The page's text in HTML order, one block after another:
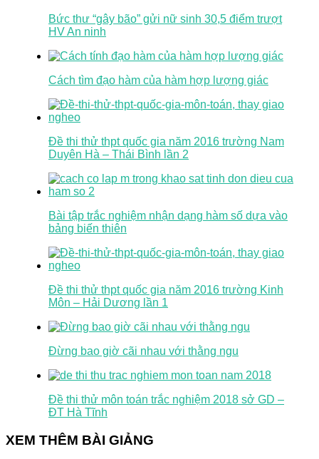
Bức thư “gây bão” gửi nữ sinh 30,5 điểm trượt
HV An ninh
Cách tìm đạo hàm của hàm hợp lượng giác
Đề thi thử thpt quốc gia năm 2016 trường Nam
Duyên Hà – Thái Bình lần 2
Bài tập trắc nghiệm nhận dạng hàm số dựa vào
bảng biến thiên
Đề thi thử thpt quốc gia năm 2016 trường Kinh
Môn – Hải Dương lần 1
Đừng bao giờ cãi nhau với thằng ngu
Đề thi thử môn toán trắc nghiệm 2018 sở GD –
ĐT Hà Tĩnh
XEM THÊM BÀI GIẢNG